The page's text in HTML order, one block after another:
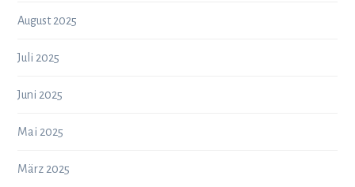
August 2025
Juli 2025
Juni 2025
Mai 2025
März 2025